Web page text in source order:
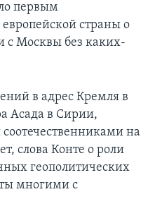
первым
страны о
с Москвы без каких-
в адрес Кремля в
Асада в Сирии,
на
слова Конте о роли
геополитических
многими с